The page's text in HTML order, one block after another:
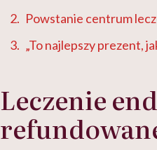
Powstanie centrum
„To najlepszy prezent,
Leczenie